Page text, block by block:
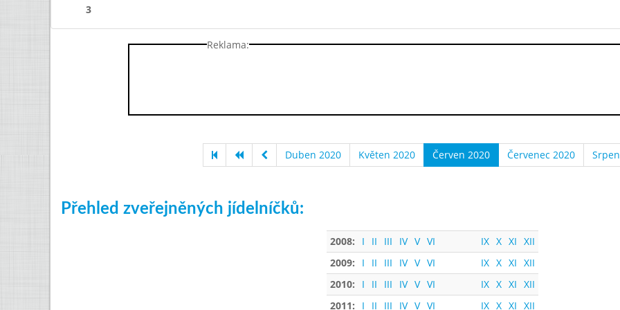
3
Reklama:
Duben 2020 Květen 2020 Červen 2020 Červenec 2020
Přehled zveřejněných jídelníčků:
2008: I II III IV V VI IX X XI XII
2009:
I II III IV V VI IX X XI XII
2010:
I II III IV V VI IX X XI XII
2011:
I II III IV V VI IX X XI XII